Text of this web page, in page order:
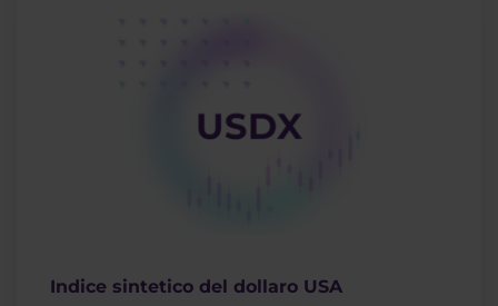
Indice sintetico del dollaro USA